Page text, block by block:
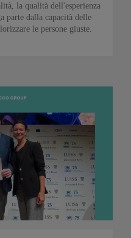
la qualità dell'esperienza
parte dalla capacità delle
le persone giuste.